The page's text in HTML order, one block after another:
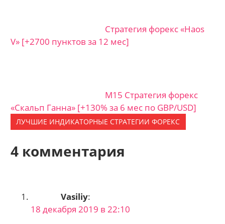
Стратегия форекс «Haos
V» [+2700 пунктов за 12 мес]
M15 Стратегия форекс
«Скальп Ганна» [+130% за 6 мес по GBP/USD]
ЛУЧШИЕ ИНДИКАТОРНЫЕ CТРАТЕГИИ ФОРЕКС
4 комментария
Vasiliy:
18 декабря 2019 в 22:10